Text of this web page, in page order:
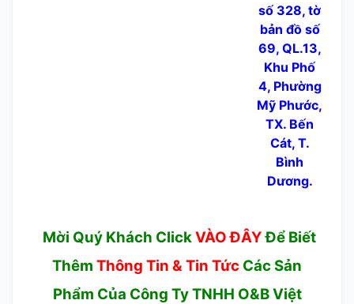
số 328, tờ
bản đồ số
69, QL.13,
Khu Phố
4, Phường
Mỹ Phước,
TX. Bến
Cát, T.
Bình
Dương.
Mời Quý Khách ClickVÀO ĐÂY Để Biết
Thêm Thông Tin & Tin Tức Các Sản
Phẩm Của Công Ty TNHH O&B Việt